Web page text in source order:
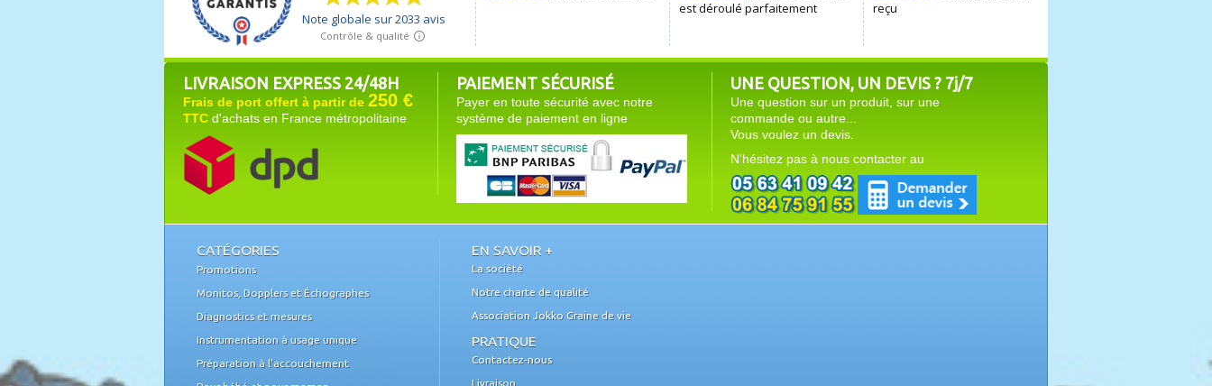
LIVRAISON EXPRESS 24/48H
Frais de port offert à partir de 250 €
TTC d'achats en France métropolitaine
PAIEMENT SÉCURISÉ
Payer en toute sécurité avec notre
système de paiement en ligne
UNE QUESTION, UN DEVIS ? 7j/7
Une question sur un produit, sur une
commande ou autre...
Vous voulez un devis.
N'hésitez pas à nous contacter au
CATÉGORIES
Promotions
Monitos, Dopplers et Échographes
Diagnostics et mesures
Instrumentation à usage unique
Préparation à l'accouchement
EN SAVOIR +
La société
Notre charte de qualité
Association Jokko Graine de vie
PRATIQUE
Contactez-nous
Livraison